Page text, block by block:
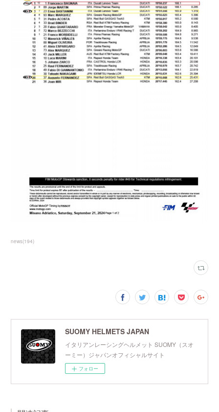
news(194)
SUOMY HELMETS JAPAN
イタリアンレーシングヘルメット SUOMY（スオ
ーミー）ジャパンオフィシャルサイト
フォロー